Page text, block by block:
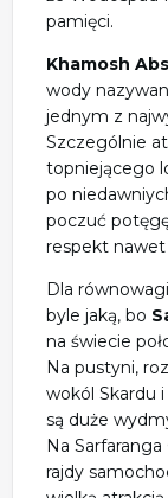
pamięci.
Khamosh
wody
jednym z
Szczególnie
topniejącego
po
poczuć
respekt nawet
Dla
byle jaką, bo
na świecie
Na pustyni,
wokól Skardu
są duże
Na
rajdy